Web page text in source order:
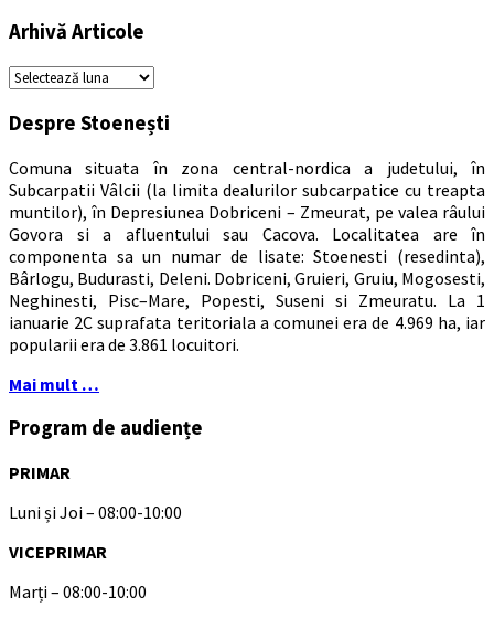
Arhivă Articole
Arhivă
Despre Stoenești
Comuna situata în zona central-nordica a judetului, în
Subcarpatii Vâlcii (la limita dealurilor subcarpatice cu treapta
muntilor), în Depresiunea Dobriceni – Zmeurat, pe valea râului
Govora si a afluentului sau Cacova. Localitatea are în
componenta sa un numar de lisate: Stoenesti (resedinta),
Bârlogu, Budurasti, Deleni. Dobriceni, Gruieri, Gruiu, Mogosesti,
Neghinesti, Pisc–Mare, Popesti, Suseni si Zmeuratu. La 1
ianuarie 2C suprafata teritoriala a comunei era de 4.969 ha, iar
popularii era de 3.861 locuitori.
Mai mult …
Program de audiențe
PRIMAR
Luni și Joi – 08:00-10:00
VICEPRIMAR
Marți – 08:00-10:00